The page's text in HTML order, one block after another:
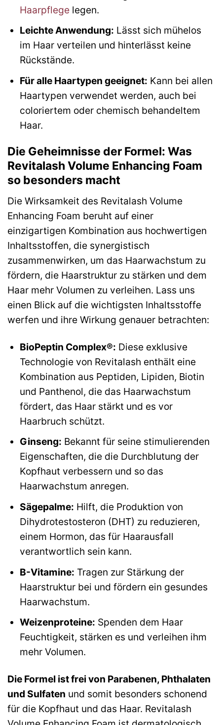
Haarpflegelegen.
Leichte Anwendung: Lässt sich mühelos
im Haar verteilen und hinterlässt keine
Rückstände.
Für alle Haartypen geeignet: Kann bei allen
Haartypen verwendet werden, auch bei
coloriertem oder chemisch behandeltem
Haar.
Die Geheimnisse der Formel: Was
Revitalash Volume Enhancing Foam
so besonders macht
Die Wirksamkeit des Revitalash Volume
Enhancing Foam beruht auf einer
einzigartigen Kombination aus hochwertigen
Inhaltsstoffen, die synergistisch
zusammenwirken, um das Haarwachstum zu
fördern, die Haarstruktur zu stärken und dem
Haar mehr Volumen zu verleihen. Lass uns
einen Blick auf die wichtigsten Inhaltsstoffe
werfen und ihre Wirkung genauer betrachten:
BioPeptin Complex®: Diese exklusive
Technologie von Revitalash enthält eine
Kombination aus Peptiden, Lipiden, Biotin
und Panthenol, die das Haarwachstum
fördert, das Haar stärkt und es vor
Haarbruch schützt.
Ginseng: Bekannt für seine stimulierenden
Eigenschaften, die die Durchblutung der
Kopfhaut verbessern und so das
Haarwachstum anregen.
Sägepalme: Hilft, die Produktion von
Dihydrotestosteron (DHT) zu reduzieren,
einem Hormon, das für Haarausfall
verantwortlich sein kann.
B-Vitamine: Tragen zur Stärkung der
Haarstruktur bei und fördern ein gesundes
Haarwachstum.
Weizenproteine: Spenden dem Haar
Feuchtigkeit, stärken es und verleihen ihm
mehr Volumen.
Die Formel ist frei von Parabenen, Phthalaten
und Sulfaten und somit besonders schonend
für die Kopfhaut und das Haar. Revitalash